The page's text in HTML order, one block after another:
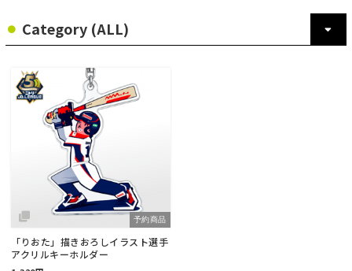
予約商品
「りおた」描きおろしイラスト選手
アクリルキーホルダー